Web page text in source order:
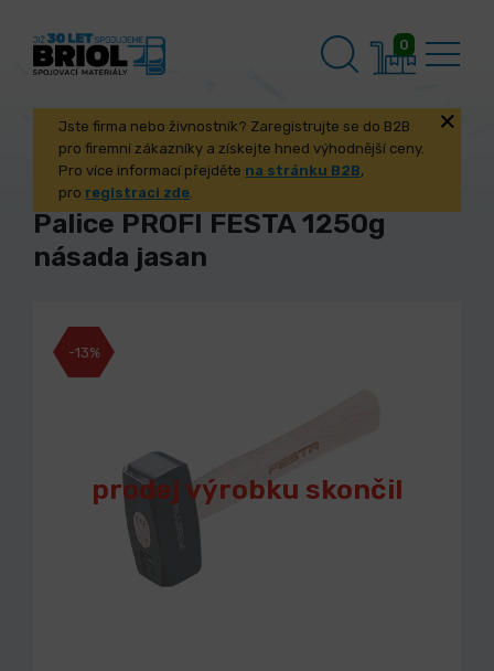
0
Jste firma nebo živnostník? Zaregistrujte se do B2B
pro firemní zákazníky a získejte hned výhodnější ceny.
Pro více informací přejděte na stránku B2B,
pro registraci zde.
Palice PROFI FESTA 1250g
násada jasan
prodej výrobku skončil
-13%